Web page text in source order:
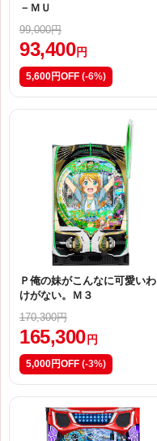
－ＭＵ
99,000円
93,400 円
5,600円OFF (-6%)
Ｐ俺の妹がこんなに可愛いわ
けがない。Ｍ３
170,300円
165,300 円
5,000円OFF (-3%)